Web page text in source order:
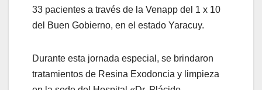
33 pacientes a través de la Venapp del 1 x 10
del Buen Gobierno, en el estado Yaracuy.
Durante esta jornada especial, se brindaron
tratamientos de Resina Exodoncia y limpieza